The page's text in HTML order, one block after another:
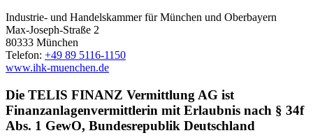
Industrie- und Handelskammer für München und Oberbayern
Max-Joseph-Straße 2
80333 München
Telefon: +49 89 5116-1150
www.ihk-muenchen.de
Die TELIS FINANZ Vermittlung AG ist
Finanzanlagenvermittlerin mit Erlaubnis nach § 34f
Abs. 1 GewO, Bundesrepublik Deutschland